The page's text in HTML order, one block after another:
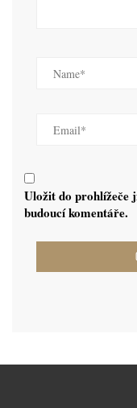
Uložit do prohlížeče
budoucí komentáře.